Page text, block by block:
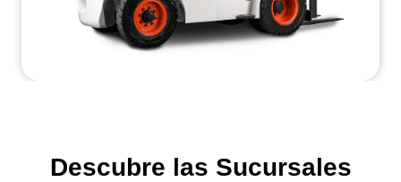
Descubre las Sucursales